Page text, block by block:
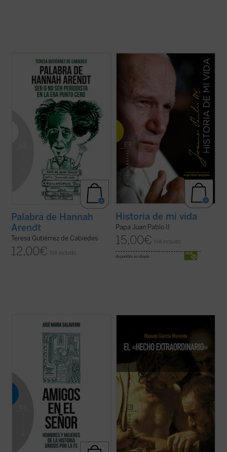
Ilustración de portada: Hervé Alústiza.
Sofía es una universitaria en crisis que se
está planteando dejar la carrera de
Económicas y Derecho a pesar de sus
brillantes calificaciones. Tras ver una
película sobre la filósofa y ...(ver ficha)
Palabra de Hannah
Arendt
Teresa Gutiérrez de Cabiedes
12,00€ IVA incluido
Una verdadera "autobiografía" del papa
Wojtyla elaborada a partir de las
confidencias personales que él mismo fue
revelando en los cerca de quince mil textos
y discursos que llevo a cabo durante sus
27 años de pontificado....
Historia de mi vida
Papa Juan Pablo II
15,00€ IVA incluido
disponible en ebook:
La experiencia de amistad, profundamente
circunscrita en la antigüedad a la relación
entre varones; apenas se mencionan --y
siempre con sospecha--amistades entre
mujeres. Las relaciones de amistad
(ver ficha)
siglo XX, relata magistralmente, en una
carta enviada a su amigo el P. José María
García Lahiguera, «el hecho
durante su ...